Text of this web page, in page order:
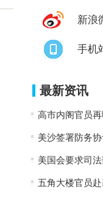
新浪
手机
最新资讯
高市内阁官员再
美沙签署防务
美国会要求司
五角大楼官员